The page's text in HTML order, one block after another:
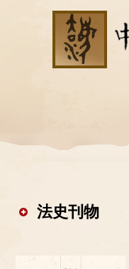
法史刊物